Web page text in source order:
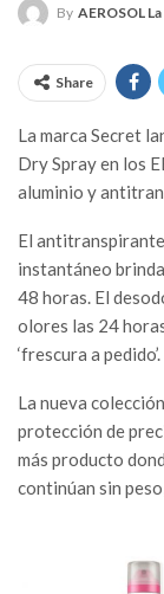
By AEROSOL
Share
La marca Secret
Dry Spray en los
aluminio y
El
instantáneo
48 horas. El
olores las 24
‘frescura a pedido’.
La nueva
protección de
más producto
continúan sin